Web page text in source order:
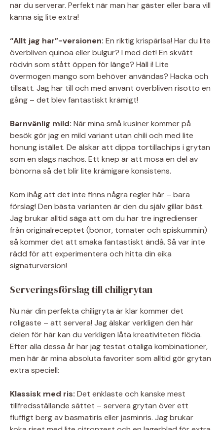
när du serverar. Perfekt när man har gäster eller bara vill
känna sig lite extra!
“Allt jag har”-versionen: En riktig krispärlsa! Har du lite
överbliven quinoa eller bulgur? I med det! En skvätt
rödvin som stått öppen för länge? Häll i! Lite
övermogen mango som behöver användas? Hacka och
tillsätt. Jag har till och med använt överbliven risotto en
gång – det blev fantastiskt krämigt!
Barnvänlig mild: När mina små kusiner kommer på
besök gör jag en mild variant utan chili och med lite
honung istället. De älskar att dippa tortillachips i grytan
som en slags nachos. Ett knep är att mosa en del av
bönorna så det blir lite krämigare konsistens.
Kom ihåg att det inte finns några regler här – bara
förslag! Den bästa varianten är den du själv gillar bäst.
Jag brukar alltid säga att om du har tre ingredienser
från originalreceptet (bönor, tomater och spiskummin)
så kommer det att smaka fantastiskt ändå. Så var inte
rädd för att experimentera och hitta din eika
signaturversion!
Serveringsförslag till chiligrytan
Nu när din perfekta chiligryta är klar kommer det
roligaste – att servera! Jag älskar verkligen den här
delen för här kan du verkligen låta kreativiteten flöda.
Efter alla dessa år har jag testat otaliga kombinationer,
men här är mina absoluta favoriter som alltid gör grytan
extra speciell:
Klassisk med ris: Det enklaste och kanske mest
tillfredsställande sättet – servera grytan över ett
fluffigt berg av basmatiris eller jasminris. Jag brukar